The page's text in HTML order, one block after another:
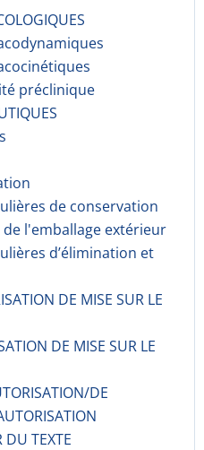
préclinique
de conservation
l'emballage extérieur
d’élimination et
DE MISE SUR LE
DE MISE SUR LE
DE
DU TEXTE